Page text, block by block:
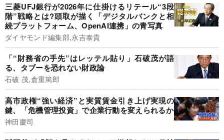
三菱UFJ銀行が2026年に仕掛けるリテール“3段
階”戦略とは?頭取が描く「デジタルバンクと相
続プラットフォーム、OpenAI連携」の青写真
ダイヤモンド編集部,永吉泰貴
「“財務省の手先”はレッテル貼り」石破茂が語
る、タブーを恐れない財政論
石破 茂,倉重篤郎
高市政権“強い経済”と実質賃金引き上げ実現の
鍵、「危機管理投資」で企業行動を変えられるか
神田慶司